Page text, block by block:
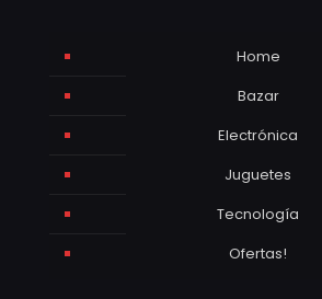
Home
Bazar
Electrónica
Juguetes
Tecnología
Ofertas!